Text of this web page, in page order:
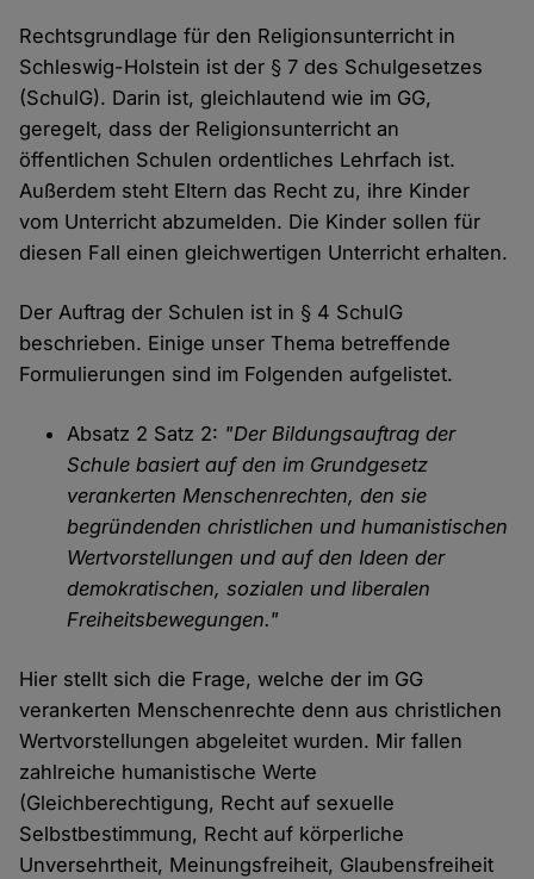
Rechtsgrundlage für den Religionsunterricht in
Schleswig-Holstein ist der § 7 des Schulgesetzes
(SchulG). Darin ist, gleichlautend wie im GG,
geregelt, dass der Religionsunterricht an
öffentlichen Schulen ordentliches Lehrfach ist.
Außerdem steht Eltern das Recht zu, ihre Kinder
vom Unterricht abzumelden. Die Kinder sollen für
diesen Fall einen gleichwertigen Unterricht erhalten.
Der Auftrag der Schulen ist in § 4 SchulG
beschrieben. Einige unser Thema betreffende
Formulierungen sind im Folgenden aufgelistet.
Absatz 2 Satz 2: "Der Bildungsauftrag der
Schule basiert auf den im Grundgesetz
verankerten Menschenrechten, den sie
begründenden christlichen und humanistischen
Wertvorstellungen und auf den Ideen der
demokratischen, sozialen und liberalen
Freiheitsbewegungen."
Hier stellt sich die Frage, welche der im GG
verankerten Menschenrechte denn aus christlichen
Wertvorstellungen abgeleitet wurden. Mir fallen
zahlreiche humanistische Werte
(Gleichberechtigung, Recht auf sexuelle
Selbstbestimmung, Recht auf körperliche
Unversehrtheit, Meinungsfreiheit, Glaubensfreiheit